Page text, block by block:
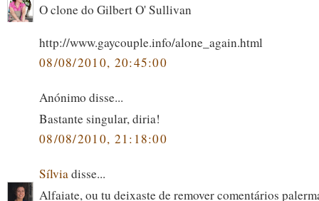
O clone do Gilbert O' Sullivan
http://www.gaycouple.info/alone_again.html
08/08/2010, 20:45:00
Anónimo disse...
Bastante singular, diria!
08/08/2010, 21:18:00
Sílviadisse...
Alfaiate, ou tu deixaste de remover comentários